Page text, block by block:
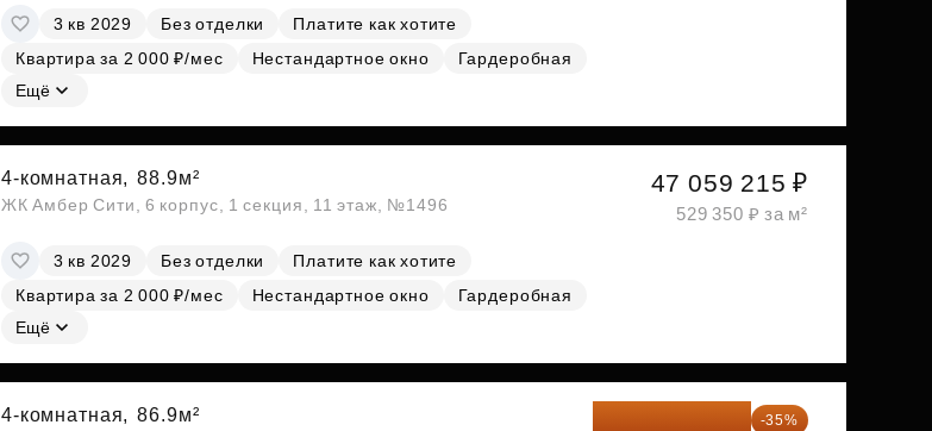
3 кв 2029 Без отделки
Платите как хотите
Квартира за 2 000 ₽/мес
Нестандартное окно
Гардеробная
Ещё
4-комнатная, 88.9м²
ЖК Амбер Сити, 6 корпус, 1 секция, 11 этаж, №1496
3 кв 2029 Без отделки
Платите как хотите
Квартира за 2 000 ₽/мес
Нестандартное окно
Гардеробная
Ещё
47 059 215 ₽
529 350 ₽ за м²
4-комнатная, 86.9м² -35%